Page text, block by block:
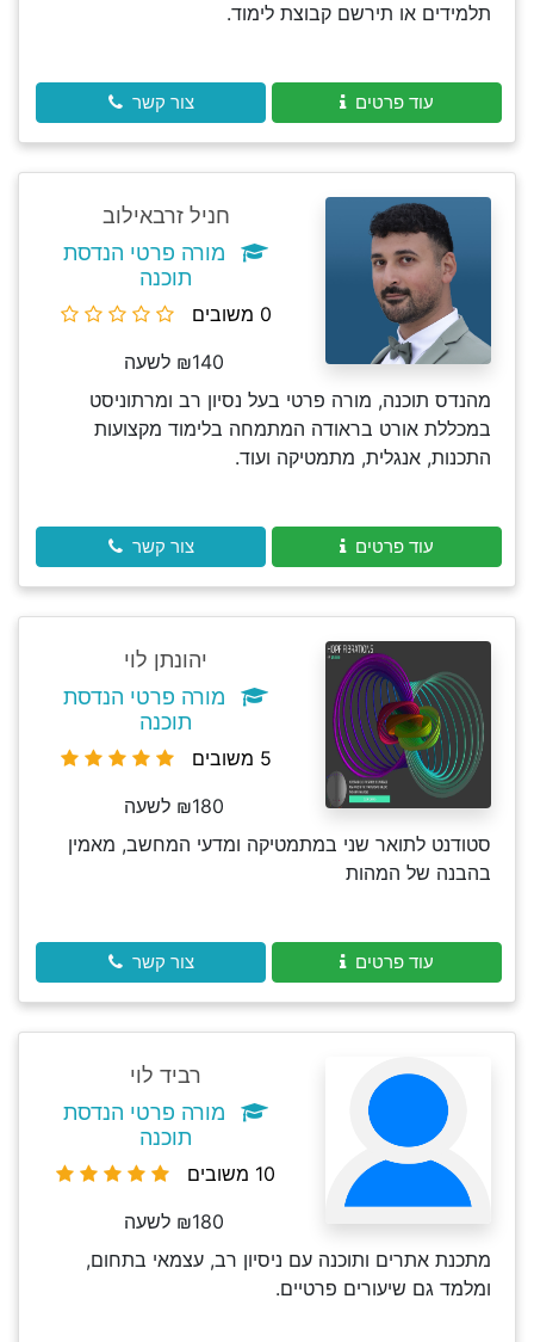
תלמידים או תירשם קבוצת לימוד.
עוד פרטים צור קשר
חניל זרבאילוב
מורה פרטי הנדסת
תוכנה
0 משובים
₪140 לשעה
מהנדס תוכנה, מורה פרטי בעל נסיון רב ומרתוניסט
במכללת אורט בראודה המתמחה בלימוד מקצועות
התכנות, אנגלית, מתמטיקה ועוד.
עוד פרטים צור קשר
יהונתן לוי
מורה פרטי הנדסת
תוכנה
5 משובים
₪180 לשעה
סטודנט לתואר שני במתמטיקה ומדעי המחשב, מאמין
בהבנה של המהות
עוד פרטים צור קשר
רביד לוי
מורה פרטי הנדסת
תוכנה
10 משובים
₪180 לשעה
מתכנת אתרים ותוכנה עם ניסיון רב, עצמאי בתחום,
ומלמד גם שיעורים פרטיים.